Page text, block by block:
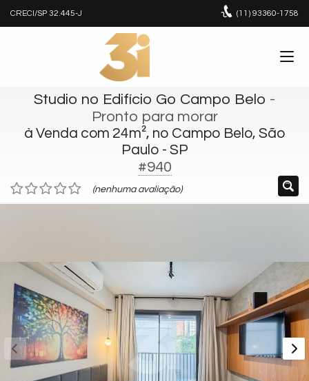
CRECI/SP 32.445-J (11) 93360-1758
Studio no Edifício Go Campo Belo -
Pronto para morar
à Venda com 24m², no Campo Belo, São
Paulo - SP
#940
(nenhuma avaliação)